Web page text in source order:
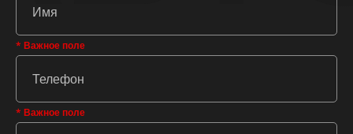
* Важное поле
* Важное поле